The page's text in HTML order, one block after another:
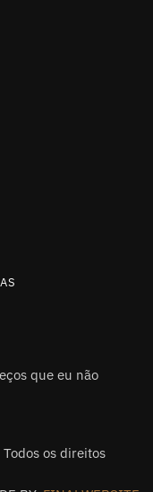
que eu não
os direitos